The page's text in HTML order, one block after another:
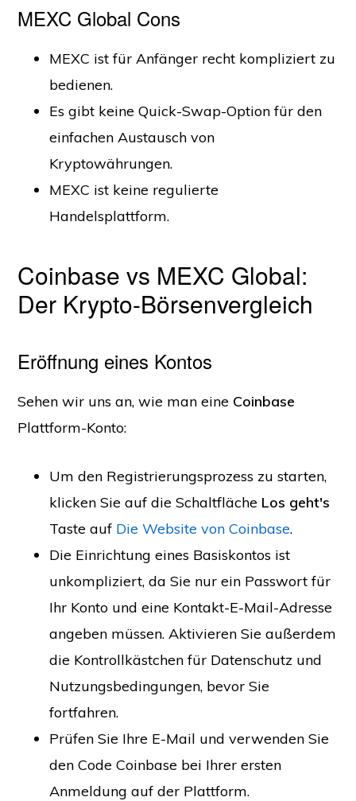
MEXC Global Cons
MEXC ist für Anfänger recht kompliziert zu
bedienen.
Es gibt keine Quick-Swap-Option für den
einfachen Austausch von
Kryptowährungen.
MEXC ist keine regulierte
Handelsplattform.
Coinbase vs MEXC Global:
Der Krypto-Börsenvergleich
Eröffnung eines Kontos
Sehen wir uns an, wie man eine Coinbase
Plattform-Konto:
Um den Registrierungsprozess zu starten,
klicken Sie auf die Schaltfläche Los geht's
Taste auf Die Website von Coinbase.
Die Einrichtung eines Basiskontos ist
unkompliziert, da Sie nur ein Passwort für
Ihr Konto und eine Kontakt-E-Mail-Adresse
angeben müssen. Aktivieren Sie außerdem
die Kontrollkästchen für Datenschutz und
Nutzungsbedingungen, bevor Sie
fortfahren.
Prüfen Sie Ihre E-Mail und verwenden Sie
den Code Coinbase bei Ihrer ersten
Anmeldung auf der Plattform.